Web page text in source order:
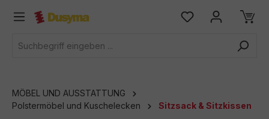
springen
MÖBEL UND AUSSTATTUNG
Polstermöbel und Kuschelecken
Sitzsack & Sitzkissen